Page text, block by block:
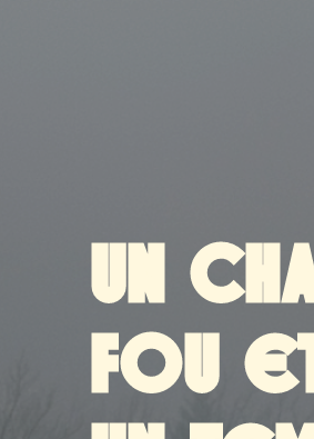
UN
FOU